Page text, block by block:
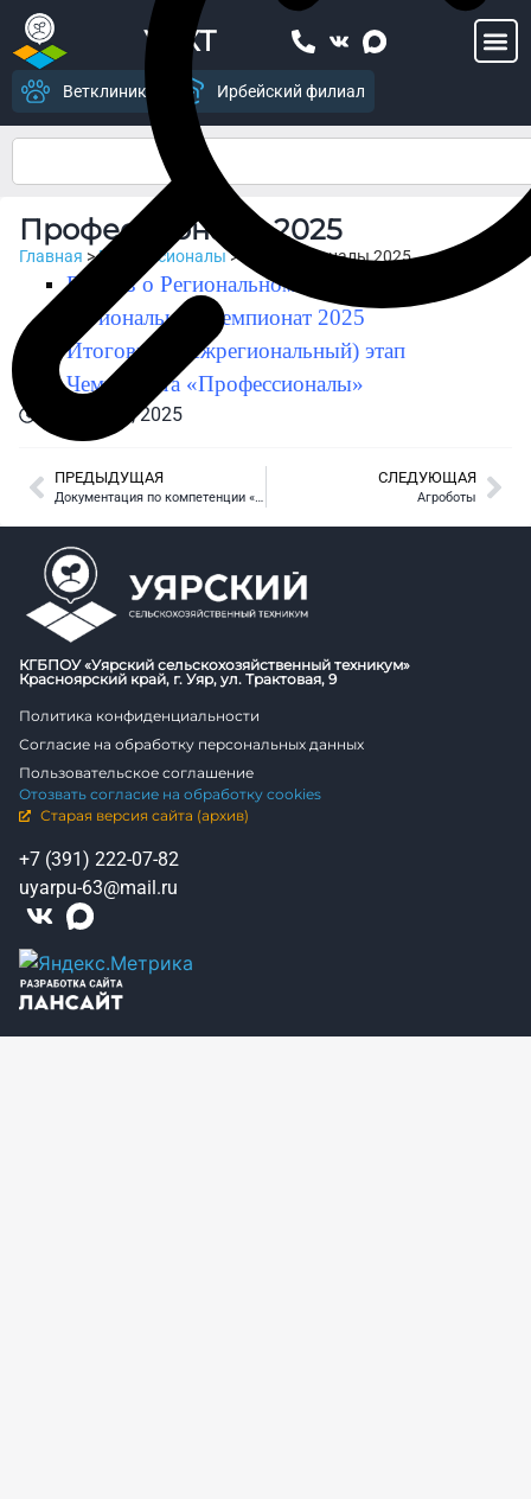
УСХТ
Ветклиника Ирбейский филиал
Профессионалы 2025
Главная >Профессионалы> Профессионалы 2025
Приказ о Региональном этапе чемпионата
Региональный чемпионат 2025
Итоговый (межрегиональный) этап
Чемпионата «Профессионалы»
23 января, 2025
ПРЕДЫДУЩАЯ
Документация по компетенции «Цифровое земледелие»
СЛЕДУЮЩАЯ
Агроботы
КГБПОУ «Уярский сельскохозяйственный техникум»
Красноярский край, г. Уяр, ул. Трактовая, 9
Политика конфиденциальности
Согласие на обработку персональных данных
Пользовательское соглашение
Отозвать согласие на обработку cookies
Старая версия сайта (архив)
+7 (391) 222-07-82
uyarpu-63@mail.ru